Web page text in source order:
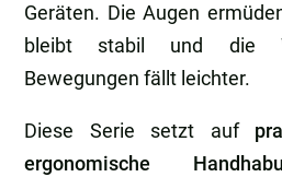
Geräten. Die Augen
bleibt stabil und die
Bewegungen fällt leichter.
Diese Serie setzt auf
ergonomische